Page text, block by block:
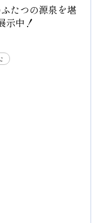
たつの源泉を堪
示中！